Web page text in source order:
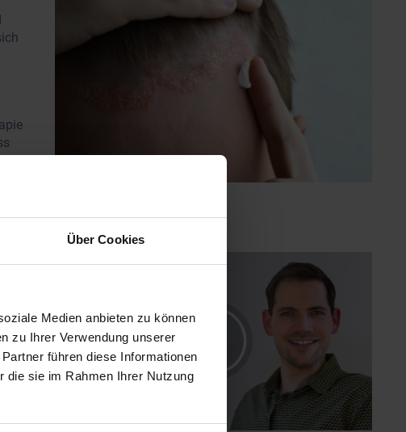
Über Cookies
Medien anbieten zu können
zu Ihrer Verwendung unserer
führen diese Informationen
die sie im Rahmen Ihrer Nutzung
Video